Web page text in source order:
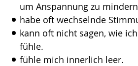
um Anspannung zu
habe oft wechselnde
kann oft nicht sagen, wie
fühle.
fühle mich innerlich leer.